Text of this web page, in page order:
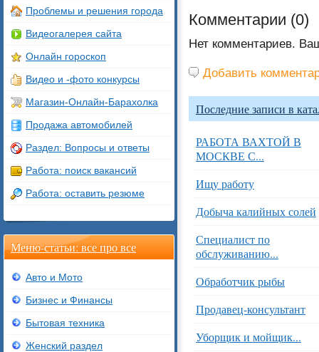
Комментарии (0)
Нет комментариев.
Добавить
Последние записи в
РАБОТА ВАХТОЙ В
МОСКВЕ С...
Ищу работу
Добыча калийных солей
Специалист по
обслуживанию...
Обработчик рыбы
Продавец-консультант
Уборщик и мойщик...
Проблемы и решения города
Видеогалерея сайта
Онлайн гороскоп
Видео и -фото конкурсы
Магазин-Онлайн-Барахолка
Продажа автомобилей
Раздел: Вопросы и ответы
Работа: поиск вакансий
Работа: оставить резюме
Меню-статьи: все про все
Авто и Мото
Бизнес и Финансы
Бытовая техника
Женский раздел